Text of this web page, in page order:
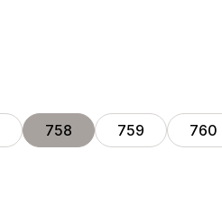
758 759 760